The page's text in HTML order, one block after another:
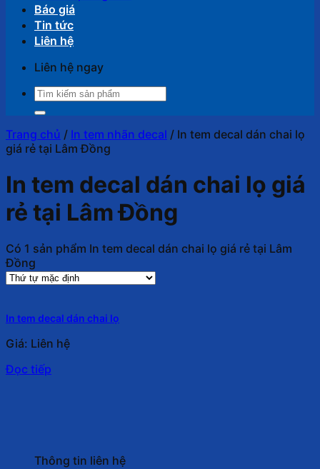
Báo giá
Tin tức
Liên hệ
Liên hệ ngay
Tìm
kiếm:
Trang chủ / In tem nhãn decal / In tem decal dán chai lọ
giá rẻ tại Lâm Đồng
In tem decal dán chai lọ giá
rẻ tại Lâm Đồng
Có 1 sản phẩm In tem decal dán chai lọ giá rẻ tại Lâm
Đồng
In tem decal dán chai lọ
Giá: Liên hệ
Đọc tiếp
Thông tin liên hệ